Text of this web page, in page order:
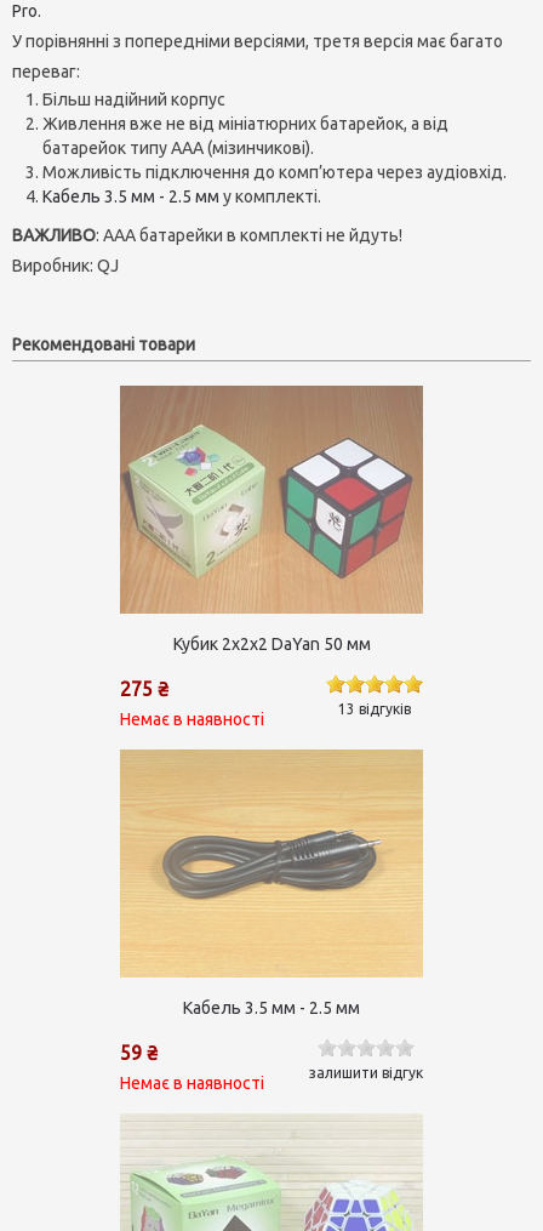
Pro.
У порівнянні з попередніми версіями, третя версія має багато
переваг:
Більш надійний корпус
Живлення вже не від мініатюрних батарейок, а від
батарейок типу ААА (мізинчикові).
Можливість підключення до комп’ютера через аудіовхід.
Кабель 3.5 мм - 2.5 мм у комплекті.
ВАЖЛИВО: AAA батарейки в комплекті не йдуть!
Виробник: QJ
Рекомендовані товари
Кубик 2х2х2 DaYan 50 мм
275 ₴
Немає в наявності
13 відгуків
Кабель 3.5 мм - 2.5 мм
59 ₴
Немає в наявності
залишити відгук
Дерев’яні